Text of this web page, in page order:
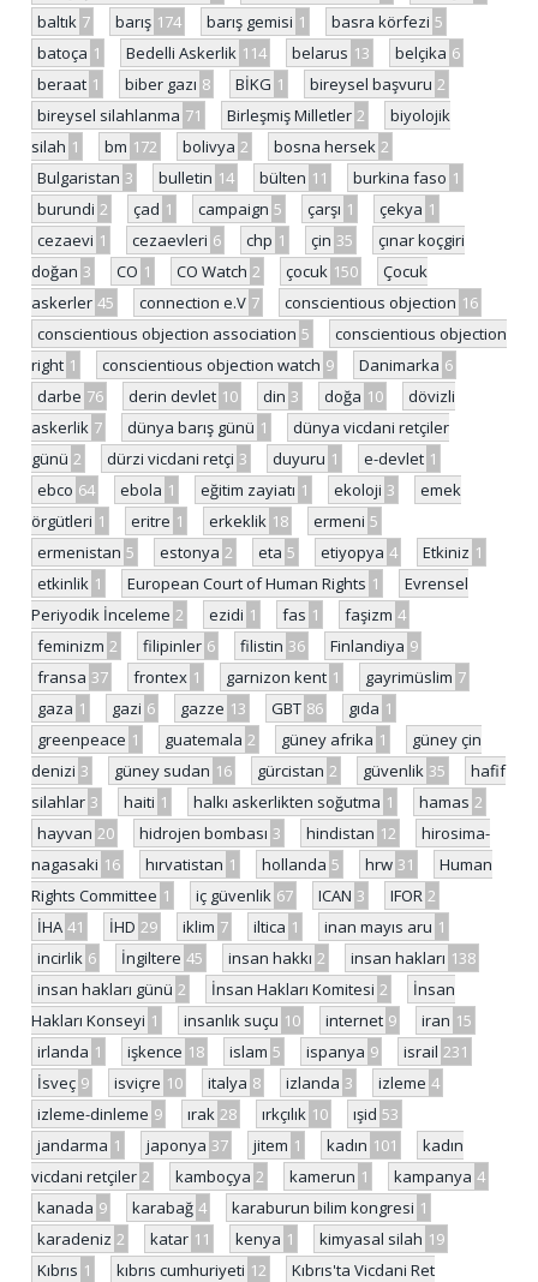
baltık 7 barış 174 barış gemisi 1 basra körfezi 5
batoça 1 Bedelli Askerlik 114 belarus 13 belçika 6
beraat 1 biber gazı 8 BİKG 1 bireysel başvuru 2
bireysel silahlanma 71 Birleşmiş Milletler 2
biyolojik
silah 1 bm 172 bolivya 2 bosna hersek 2
Bulgaristan 3 bulletin 14 bülten 11 burkina faso 1
burundi 2 çad 1 campaign 5 çarşı 1 çekya 1
cezaevi 1 cezaevleri 6 chp 1 çin 35
çınar koçgiri
doğan 3 CO 1 CO Watch 2 çocuk 150
Çocuk
askerler 45 connection e.V 7 conscientious objection 16
conscientious objection association 5
conscientious objection
right 1 conscientious objection watch 9 Danimarka 6
darbe 76 derin devlet 10 din 3 doğa 10
dövizli
askerlik 7 dünya barış günü 1
dünya vicdani retçiler
günü 2 dürzi vicdani retçi 3 duyuru 1 e-devlet 1
ebco 64 ebola 1 eğitim zayiatı 1 ekoloji 3
emek
örgütleri 1 eritre 1 erkeklik 18 ermeni 5
ermenistan 5 estonya 2 eta 5 etiyopya 4 Etkiniz 1
etkinlik 1 European Court of Human Rights 1
Evrensel
Periyodik İnceleme 2 ezidi 1 fas 1 faşizm 4
feminizm 2 filipinler 6 filistin 36 Finlandiya 9
fransa 37 frontex 1 garnizon kent 1 gayrimüslim 7
gaza 1 gazi 6 gazze 13 GBT 86 gıda 1
greenpeace 1 guatemala 2 güney afrika 1
güney çin
denizi 3 güney sudan 16 gürcistan 2 güvenlik 35
hafif
silahlar 3 haiti 1 halkı askerlikten soğutma 1 hamas 2
hayvan 20 hidrojen bombası 3 hindistan 12
hirosima-
nagasaki 16 hırvatistan 1 hollanda 5 hrw 31
Human
Rights Committee 1 iç güvenlik 67 ICAN 3 IFOR 2
İHA 41 İHD 29 iklim 7 iltica 1 inan mayıs aru 1
incirlik 6 İngiltere 45 insan hakkı 2 insan hakları 138
insan hakları günü 2 İnsan Hakları Komitesi 2
İnsan
Hakları Konseyi 1 insanlık suçu 10 internet 9 iran 15
irlanda 1 işkence 18 islam 5 ispanya 9 israil 231
İsveç 9 isviçre 10 italya 8 izlanda 3 izleme 4
izleme-dinleme 9 ırak 28 ırkçılık 10 ışid 53
jandarma 1 japonya 37 jitem 1 kadın 101
kadın
vicdani retçiler 2 kamboçya 2 kamerun 1 kampanya 4
kanada 9 karabağ 4 karaburun bilim kongresi 1
karadeniz 2 katar 11 kenya 1 kimyasal silah 19
Kıbrıs 1 kıbrıs cumhuriyeti 12
Kıbrıs'ta Vicdani Ret